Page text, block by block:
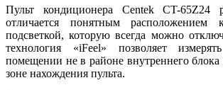
Пульт кондиционера Centek CT-65Z24
отличается понятным
подсветкой, которую всегда можно
технология «iFeel» позволяет
помещении не в районе внутреннего блока
зоне нахождения пульта.